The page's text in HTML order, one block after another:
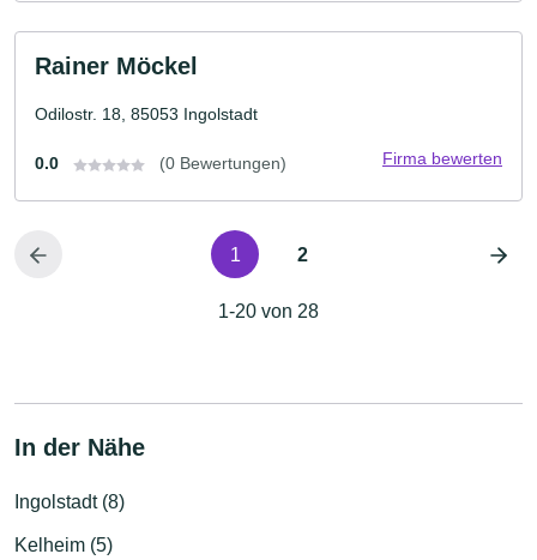
Rainer Möckel
Odilostr. 18, 85053 Ingolstadt
0.0 (0 Bewertungen) Firma bewerten
1 2
1-20 von 28
In der Nähe
Ingolstadt (8)
Kelheim (5)